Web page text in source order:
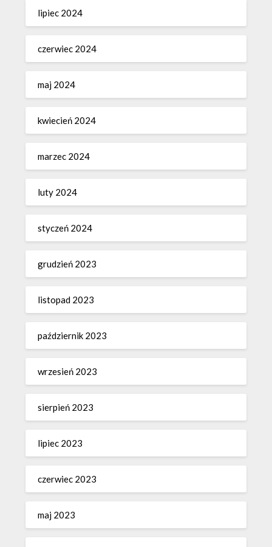
lipiec 2024
czerwiec 2024
maj 2024
kwiecień 2024
marzec 2024
luty 2024
styczeń 2024
grudzień 2023
listopad 2023
październik 2023
wrzesień 2023
sierpień 2023
lipiec 2023
czerwiec 2023
maj 2023